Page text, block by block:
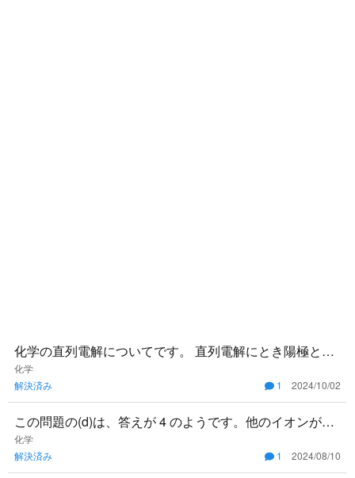
化学の直列電解についてです。 直列電解にとき陽極と陰
極が2組できてそれぞれが反応しますがそれぞれの反応で
使われる電子の数
化学
解決済み
1 2024/10/02
この問題の(d)は、答えが 4 のようです。他のイオンが沈
殿を生じさせない理由を教えてください。
化学
解決済み
1 2024/08/10